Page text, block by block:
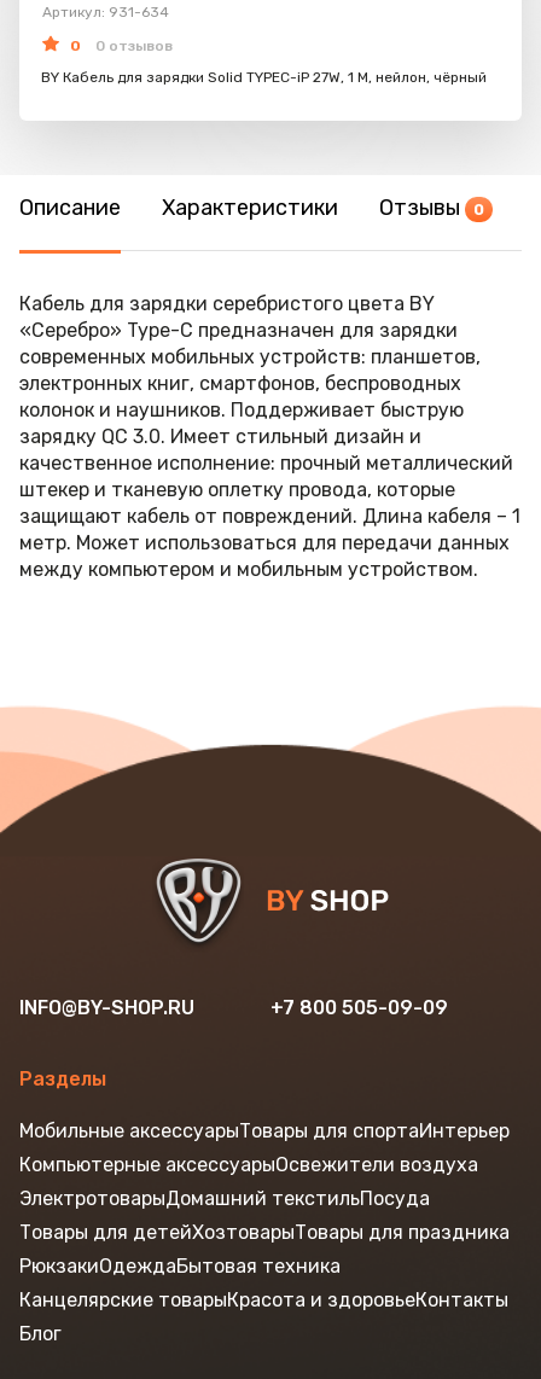
Артикул: 931-634
0
0 отзывов
BY Кабель для зарядки Solid TYPEC-iP 27W, 1 M, нейлон, чёрный
Описание Характеристики Отзывы 0
Кабель для зарядки серебристого цвета BY
«Серебро» Type-C предназначен для зарядки
современных мобильных устройств: планшетов,
электронных книг, смартфонов, беспроводных
колонок и наушников. Поддерживает быструю
зарядку QC 3.0. Имеет стильный дизайн и
качественное исполнение: прочный металлический
штекер и тканевую оплетку провода, которые
защищают кабель от повреждений. Длина кабеля – 1
метр. Может использоваться для передачи данных
между компьютером и мобильным устройством.
INFO@BY-SHOP.RU +7 800 505-09-09
Разделы
Мобильные аксессуарыТовары для спортаИнтерьер
Компьютерные аксессуарыОсвежители воздуха
ЭлектротоварыДомашний текстильПосуда
Товары для детейХозтоварыТовары для праздника
РюкзакиОдеждаБытовая техника
Канцелярские товарыКрасота и здоровьеКонтакты
Блог